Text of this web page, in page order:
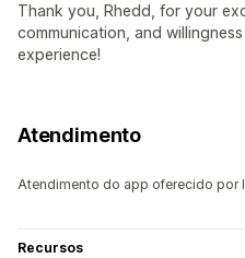
Thank you, Rhedd, for your
communication, and
experience!
Atendimento
Atendimento do app oferecido por
Recursos